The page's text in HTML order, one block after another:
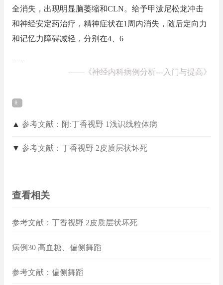
全消失，出现明显脑萎缩和CLN。给予甲泼尼松龙冲击
和神经安定药治疗，精神症状在1周内消失，随后定向力
和记忆力障碍减轻，分别在4、6
……
—— 《神经内科病例分析---入门与提高》
▲ 参考文献：附:丁香视野 1浅识线粒体病
▼ 参考文献：丁香视野 2皮质层状坏死
查看相关
参考文献：丁香视野 2皮质层状坏死
病例30 高血糖、偏侧舞蹈
参考文献：偏侧舞蹈